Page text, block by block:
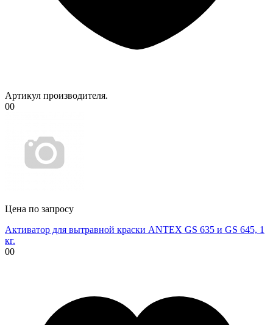
Артикул производителя.
00
Цена по запросу
Активатор для вытравной краски ANTEX GS 635 и GS 645, 1
кг.
00